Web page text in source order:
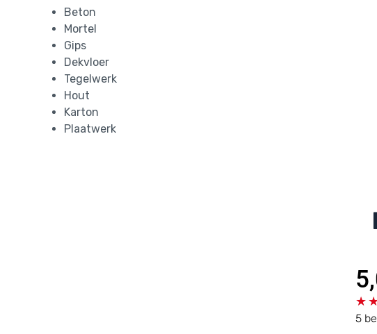
Beton
Mortel
Gips
Dekvloer
Tegelwerk
Hout
Karton
Plaatwerk
5